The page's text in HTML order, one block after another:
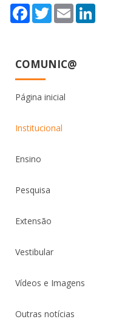
Facebook
TwitterEmail
COMUNIC@
Página inicial
Institucional
Ensino
Pesquisa
Extensão
Vestibular
Vídeos e Imagens
Outras notícias